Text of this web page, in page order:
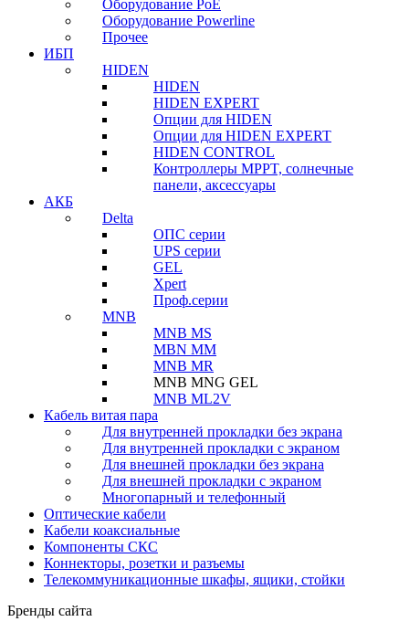
Оборудование PoE
Оборудование Powerline
Прочее
ИБП
HIDEN
HIDEN
HIDEN EXPERT
Опции для HIDEN
Опции для HIDEN EXPERT
HIDEN CONTROL
Контроллеры MPPT, солнечные
панели, аксессуары
АКБ
Delta
ОПС серии
UPS серии
GEL
Xpert
Проф.серии
MNB
MNB MS
MBN MM
MNB MR
MNB MNG GEL
MNB ML2V
Кабель витая пара
Для внутренней прокладки без экрана
Для внутренней прокладки с экраном
Для внешней прокладки без экрана
Для внешней прокладки с экраном
Многопарный и телефонный
Оптические кабели
Кабели коаксиальные
Компоненты СКС
Коннекторы, розетки и разъемы
Телекоммуникационные шкафы, ящики, стойки
Бренды сайта